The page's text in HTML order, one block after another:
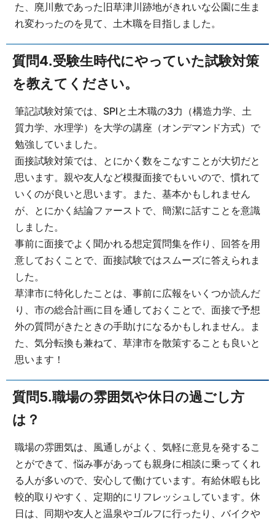
た、廃川敷であった旧草津川跡地がきれいな公園に生ま
れ変わったのを見て、土木職を目指しました。
質問4.受験生時代にやっていた試験対策
を教えてください。
筆記試験対策では、SPIと土木職の3力（構造力学、土
質力学、水理学）を大学の講座（オンデマンド方式）で
勉強していました。
面接試験対策では、とにかく数をこなすことが大切だと
思います。親や友人など模擬面接でもいいので、慣れて
いくのが良いと思います。また、基本かもしれません
が、とにかく結論ファーストで、簡潔に話すことを意識
しました。
事前に面接でよく聞かれる想定質問集を作り、回答を用
意しておくことで、面接試験ではスムーズに答えられま
した。
草津市に特化したことは、事前に広報をいくつか読んだ
り、市の総合計画に目を通しておくことで、面接で予想
外の質問がきたときの手助けになるかもしれません。ま
た、気分転換も兼ねて、草津市を散策することも良いと
思います！
質問5.職場の雰囲気や休日の過ごし方
は？
職場の雰囲気は、風通しがよく、気軽に意見を発するこ
とができて、悩み事があっても親身に相談に乗ってくれ
る人が多いので、安心して働けています。有給休暇も比
較的取りやすく、定期的にリフレッシュしています。休
日は、同期や友人と温泉やゴルフに行ったり、バイクや